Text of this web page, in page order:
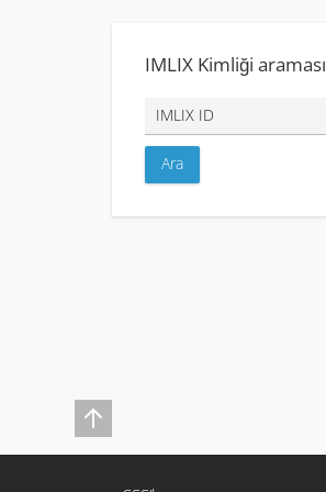
IMLIX Kimliği araması